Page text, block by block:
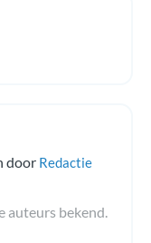
door Redactie
auteurs bekend.